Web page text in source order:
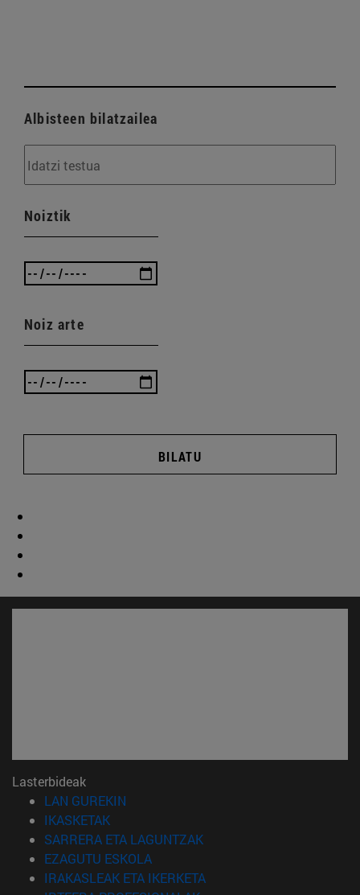
Albisteen bilatzailea
Noiztik
Noiz arte
BILATU
Lasterbideak
LAN GUREKIN
IKASKETAK(Beste leiho batean irekiko da)
SARRERA ETA LAGUNTZAK(Beste leiho batean irekiko
EZAGUTU ESKOLA(Beste leiho batean irekiko da)
IRAKASLEAK ETA IKERKETA(Beste leiho batean irekiko